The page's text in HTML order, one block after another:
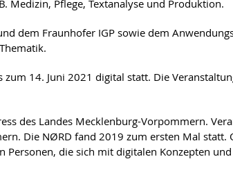
Medizin, Pflege, Textanalyse und Produktion.
dem Fraunhofer IGP sowie dem
14. Juni 2021 digital statt. Die
des Landes Mecklenburg-Vorpommern.
Die NØRD fand 2019 zum ersten Mal
Personen, die sich mit digitalen Konzepten